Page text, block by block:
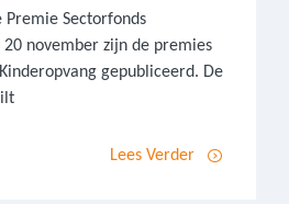
Premie Sectorfonds
november zijn de premies
gepubliceerd. De
Lees Verder